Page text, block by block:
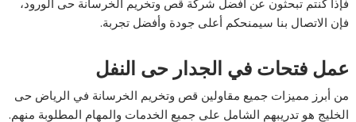
فإذا كنتم تبحثون عن أفضل شركة قص وتخريم الخرسانة حى الورود،
فإن الاتصال بنا سيمنحكم أعلى جودة وأفضل تجربة.
عمل فتحات في الجدار حى النفل
من أبرز مميزات جميع مقاولين قص وتخريم الخرسانة في الرياض حى
الخليج هو تدريبهم الشامل على جميع الخدمات والمهام المطلوبة منهم.